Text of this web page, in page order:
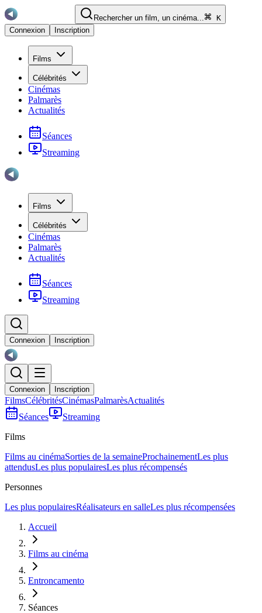
Rechercher un film, un cinéma...
K
Connexion
Inscription
Films
Célébrités
Cinémas
Palmarès
Actualités
Séances
Streaming
Films
Célébrités
Cinémas
Palmarès
Actualités
Séances
Streaming
Connexion Inscription
Connexion Inscription
FilmsCélébritésCinémasPalmarèsActualités
Séances
Streaming
Films
Films au cinémaSorties de la semaineProchainementLes plus
attendusLes plus populairesLes plus récompensés
Personnes
Les plus populairesRéalisateurs en salleLes plus récompensées
Accueil
Films au cinéma
Entroncamento
Séances